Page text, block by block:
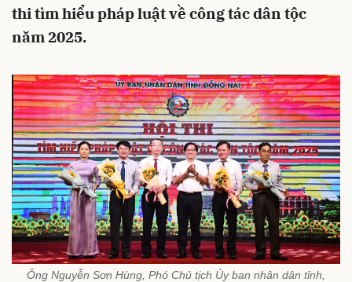
thi tìm hiểu pháp luật về công tác dân tộc
năm 2025.
Ông Nguyễn Sơn Hùng, Phó Chủ tịch Ủy ban nhân dân tỉnh,